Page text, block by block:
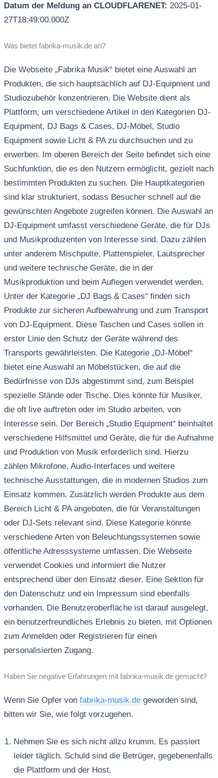
Datum der Meldung an CLOUDFLARENET: 2025-01-
27T18:49:00.000Z
Was bietet fabrika-musik.de an?
Die Webseite „Fabrika Musik“ bietet eine Auswahl an
Produkten, die sich hauptsächlich auf DJ-Equipment und
Studiozubehör konzentrieren. Die Website dient als
Plattform, um verschiedene Artikel in den Kategorien DJ-
Equipment, DJ Bags & Cases, DJ-Möbel, Studio
Equipment sowie Licht & PA zu durchsuchen und zu
erwerben. Im oberen Bereich der Seite befindet sich eine
Suchfunktion, die es den Nutzern ermöglicht, gezielt nach
bestimmten Produkten zu suchen. Die Hauptkategorien
sind klar strukturiert, sodass Besucher schnell auf die
gewünschten Angebote zugreifen können. Die Auswahl an
DJ-Equipment umfasst verschiedene Geräte, die für DJs
und Musikproduzenten von Interesse sind. Dazu zählen
unter anderem Mischpulte, Plattenspieler, Lautsprecher
und weitere technische Geräte, die in der
Musikproduktion und beim Auflegen verwendet werden.
Unter der Kategorie „DJ Bags & Cases“ finden sich
Produkte zur sicheren Aufbewahrung und zum Transport
von DJ-Equipment. Diese Taschen und Cases sollen in
erster Linie den Schutz der Geräte während des
Transports gewährleisten. Die Kategorie „DJ-Möbel“
bietet eine Auswahl an Möbelstücken, die auf die
Bedürfnisse von DJs abgestimmt sind, zum Beispiel
spezielle Stände oder Tische. Dies könnte für Musiker,
die oft live auftreten oder im Studio arbeiten, von
Interesse sein. Der Bereich „Studio Equipment“ beinhaltet
verschiedene Hilfsmittel und Geräte, die für die Aufnahme
und Produktion von Musik erforderlich sind. Hierzu
zählen Mikrofone, Audio-Interfaces und weitere
technische Ausstattungen, die in modernen Studios zum
Einsatz kommen. Zusätzlich werden Produkte aus dem
Bereich Licht & PA angeboten, die für Veranstaltungen
oder DJ-Sets relevant sind. Diese Kategorie könnte
verschiedene Arten von Beleuchtungssystemen sowie
öffentliche Adresssysteme umfassen. Die Webseite
verwendet Cookies und informiert die Nutzer
entsprechend über den Einsatz dieser. Eine Sektion für
den Datenschutz und ein Impressum sind ebenfalls
vorhanden. Die Benutzeroberfläche ist darauf ausgelegt,
ein benutzerfreundliches Erlebnis zu bieten, mit Optionen
zum Anmelden oder Registrieren für einen
personalisierten Zugang.
Haben Sie negative Erfahrungen mit fabrika-musik.de gemacht?
Wenn Sie Opfer von fabrika-musik.degeworden sind,
bitten wir Sie, wie folgt vorzugehen.
Nehmen Sie es sich nicht allzu krumm. Es passiert
leider täglich. Schuld sind die Betrüger, gegebenenfalls
die Plattform und der Host.